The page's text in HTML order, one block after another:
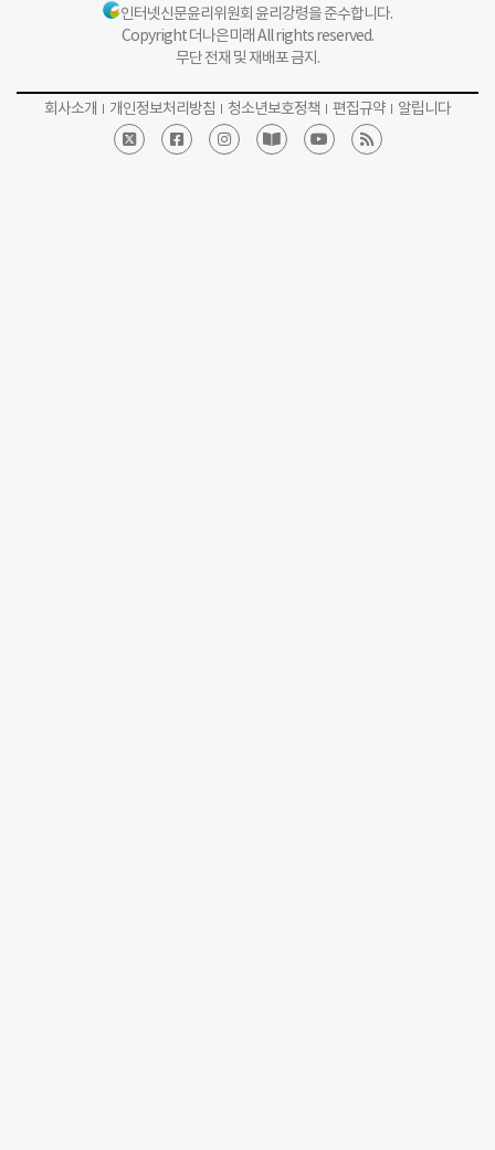
인터넷신문윤리위원회 윤리강령을 준수합니다.
Copyright 더나은미래 All rights reserved.
무단 전재 및 재배포 금지.
회사소개 개인정보처리방침 청소년보호정책 편집규약 알립니다